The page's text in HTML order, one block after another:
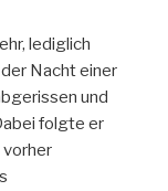
lediglich
Nacht einer
und
folgte er
vorher